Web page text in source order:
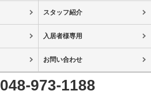
スタッフ紹介
入居者様専用
お問い合わせ
048-973-1188